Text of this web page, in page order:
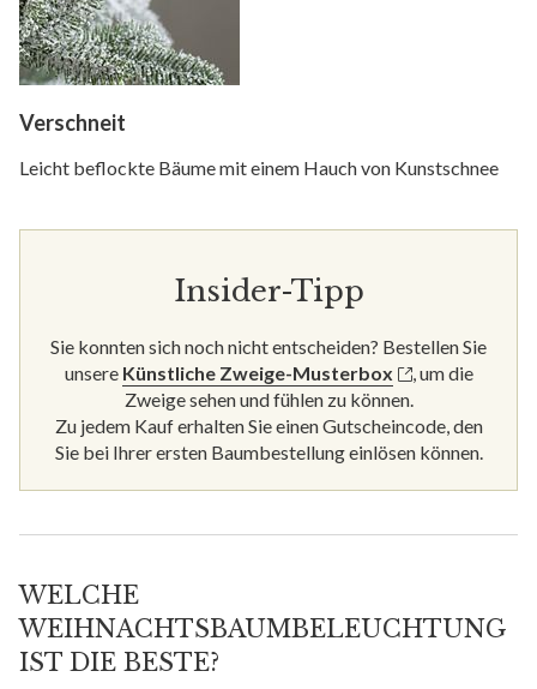
Verschneit
Leicht beflockte Bäume mit einem Hauch von Kunstschnee
Insider-Tipp
Sie konnten sich noch nicht entscheiden? Bestellen Sie
unsere Künstliche Zweige-Musterbox
, um die
Zweige sehen und fühlen zu können.
Zu jedem Kauf erhalten Sie einen Gutscheincode, den
Sie bei Ihrer ersten Baumbestellung einlösen können.
WELCHE
WEIHNACHTSBAUMBELEUCHTUNG
IST DIE BESTE?